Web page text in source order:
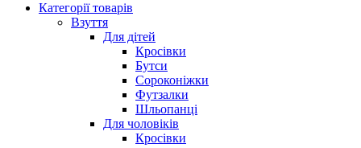
Категорії товарів
Взуття
Для дітей
Кросівки
Бутси
Сороконіжки
Футзалки
Шльопанці
Для чоловіків
Кросівки